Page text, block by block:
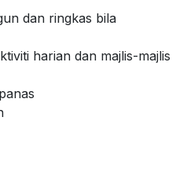
dan ringkas bila
harian dan majlis-majlis